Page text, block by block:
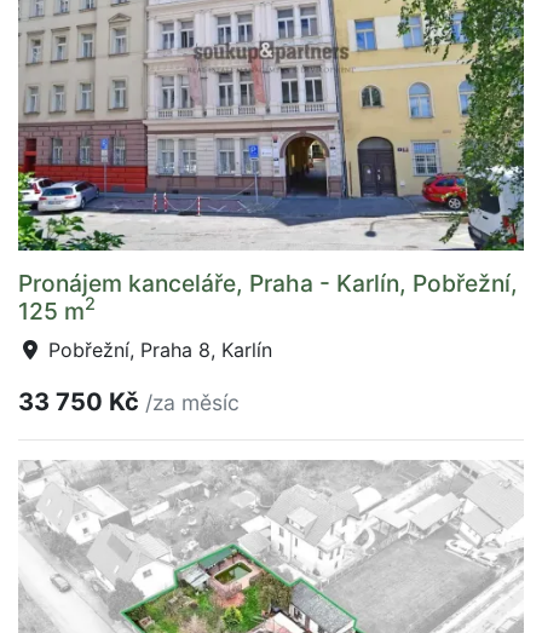
Pronájem kanceláře, Praha - Karlín, Pobřežní,
125 m2
Pobřežní, Praha 8, Karlín
33 750 Kč /za měsíc